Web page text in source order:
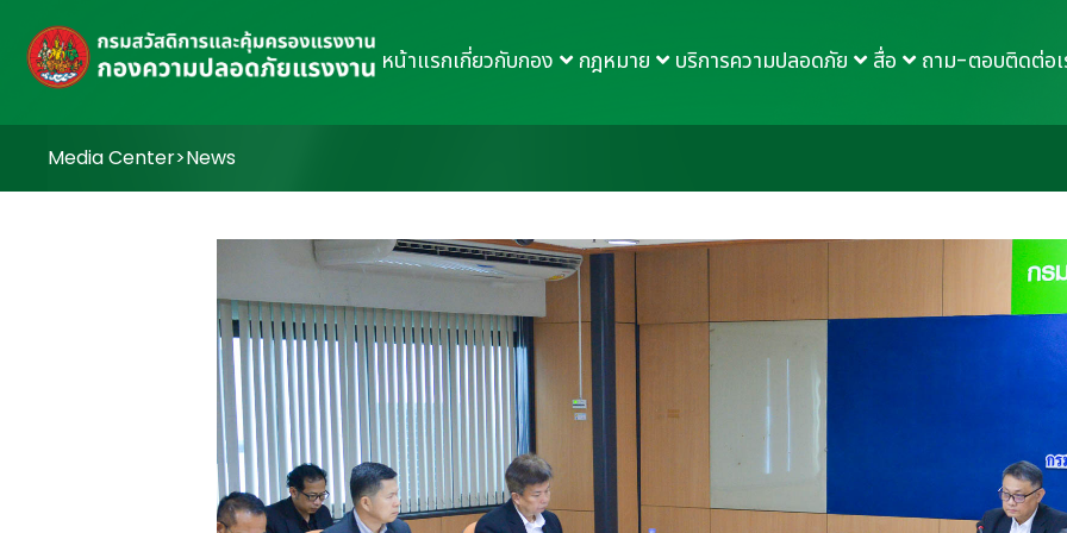
หน้าแรกเกี่ยวกับกอง กฎหมาย บริการความปลอดภัย สื่อ ถาม-ตอบติดต่อเ
Media Center>News